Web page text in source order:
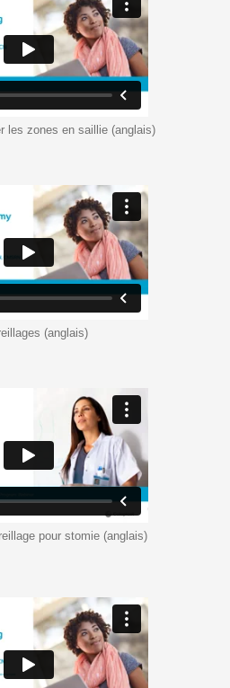
les zones en saillie (anglais)
(anglais)
pour stomie (anglais)